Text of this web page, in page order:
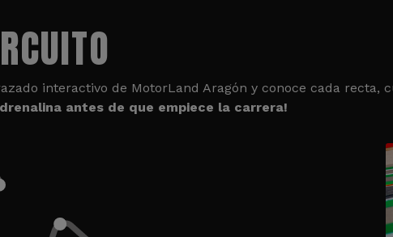
interactivo de MotorLand Aragón y conoce cada recta,
antes de que empiece la carrera!